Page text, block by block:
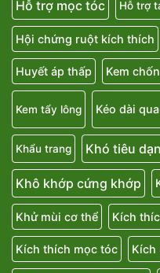
Hỗ trợ mọc tóc Hỗ trợ
Hội chứng ruột kích thích
Huyết áp thấp Kem
Kem tẩy lông Kéo dài
Khẩu trang Khó tiêu
Khô khớp cứng khớp
Khử mùi cơ thể Kích
Kích thích mọc tóc Kích